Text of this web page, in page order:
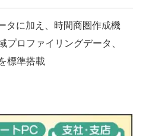
タに加え、時間商圏作成機
プロファイリングデータ、
標準搭載